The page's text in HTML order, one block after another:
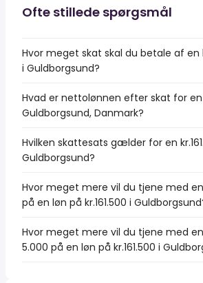
Ofte stillede spørgsmål
Hvor meget skat skal du betale af en
i Guldborgsund?
Hvad er nettolønnen efter skat for en
Guldborgsund, Danmark?
Hvilken skattesats gælder for en
Guldborgsund?
Hvor meget mere vil du tjene med en
på en løn på kr.161.500 i
Hvor meget mere vil du tjene med
5.000 på en løn på kr.161.500 i